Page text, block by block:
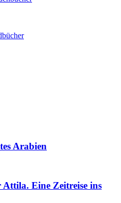
Arabien
Eine Zeitreise ins